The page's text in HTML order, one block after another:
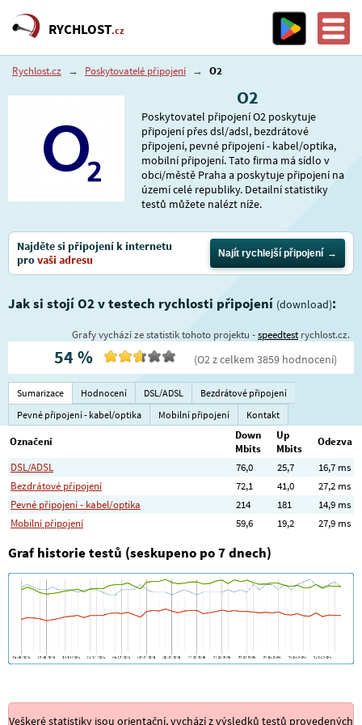
RYCHLOST.cz
Rychlost.cz → Poskytovatelé připojení → O2
O2
Poskytovatel připojení O2 poskytuje
připojení přes dsl/adsl, bezdrátové
připojení, pevné připojení - kabel/optika,
mobilní připojení. Tato firma má sídlo v
obci/městě Praha a poskytuje připojení na
území celé republiky. Detailní statistiky
testů můžete nalézt níže.
Najděte si připojení k internetu
provaši adresu Najít rychlejší připojení
Jak si stojí O2 v testech rychlosti připojení (download):
Grafy vychází ze statistik tohoto projektu -speedtestrychlost.cz.
54 % (O2z celkem 3859 hodnocení)
Sumarizace Hodnocení DSL/ADSL
Bezdrátové připojení
Pevné připojení - kabel/optika
Mobilní připojení Kontakt
Označení
Down
Mbits
Up
Mbits
Odezva
DSL/ADSL
76,0 25,7
16,7 ms
Bezdrátové připojení
72,1 41,0
27,2 ms
Pevné připojení - kabel/optika
214 181
14,9 ms
Mobilní připojení
59,6 19,2 27,9 ms
Graf historie testů (seskupeno po 7 dnech)
Veškeré statistiky jsou orientační, vychází z výsledků testů provedených